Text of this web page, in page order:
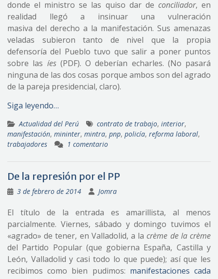
donde el ministro se las quiso dar de conciliador, en
realidad llegó a insinuar una vulneración
masiva del derecho a la manifestación. Sus amenazas
veladas subieron tanto de nivel que la propia
defensoría del Pueblo tuvo que salir a poner puntos
sobre las íes(PDF). O deberían echarles. (No pasará
ninguna de las dos cosas porque ambos son del agrado
de la pareja presidencial, claro).
Siga leyendo…
Actualidad del Perú contrato de trabajo, interior,
manifestación, mininter, mintra, pnp, policía, reforma laboral,
trabajadores
1 comentario
De la represión por el PP
3 de febrero de 2014 Jomra
El título de la entrada es amarillista, al menos
parcialmente. Viernes, sábado y domingo tuvimos el
«agrado» de tener, en Valladolid, a lacrème de la crème
del Partido Popular (que gobierna España, Castilla y
León, Valladolid y casi todo lo que puede); así que les
recibimos como bien pudimos: manifestaciones cada